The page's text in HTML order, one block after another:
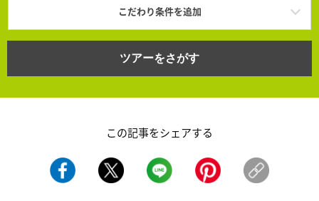
こだわり条件を追加
ツアーをさがす
この記事をシェアする